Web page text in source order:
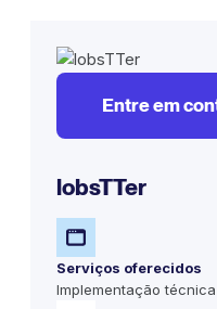
Entre em
lobsTTer
Serviços oferecidos
Implementação técnica